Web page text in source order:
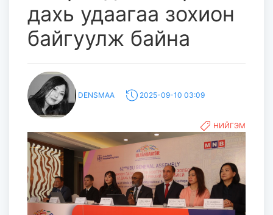
дахь удаагаа зохион
байгуулж байна
DENSMAA 2025-09-10 03:09
НИЙГЭМ